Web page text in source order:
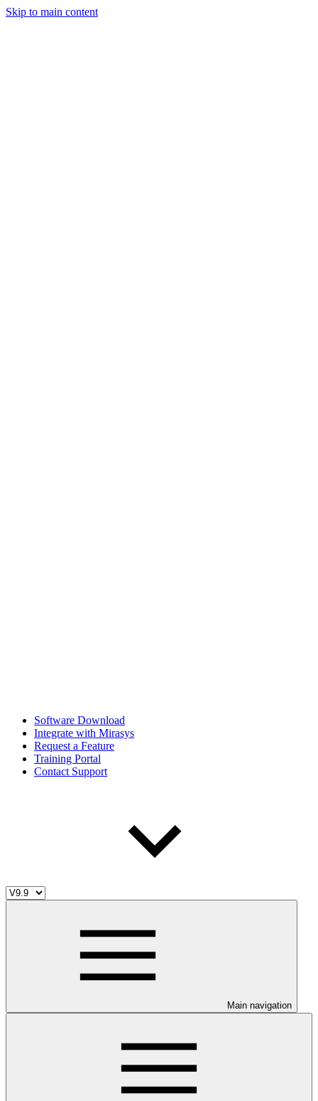
Skip to main content
Software Download
Integrate with Mirasys
Request a Feature
Training Portal
Contact Support
Main navigation